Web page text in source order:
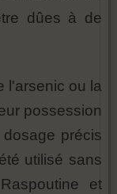
dûes à de
l'arsenic ou la
possession
précis
utilisé sans
et